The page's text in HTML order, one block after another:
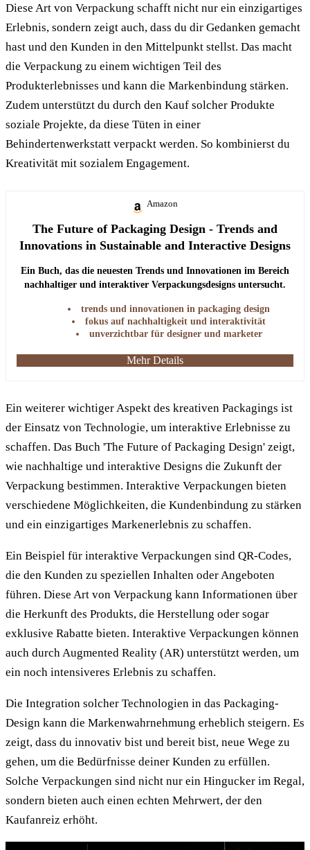
Diese Art von Verpackung schafft nicht nur ein einzigartiges
Erlebnis, sondern zeigt auch, dass du dir Gedanken gemacht
hast und den Kunden in den Mittelpunkt stellst. Das macht
die Verpackung zu einem wichtigen Teil des
Produkterlebnisses und kann die Markenbindung stärken.
Zudem unterstützt du durch den Kauf solcher Produkte
soziale Projekte, da diese Tüten in einer
Behindertenwerkstatt verpackt werden. So kombinierst du
Kreativität mit sozialem Engagement.
Amazon
The Future of Packaging Design - Trends and
Innovations in Sustainable and Interactive Designs
Ein Buch, das die neuesten Trends und Innovationen im Bereich
nachhaltiger und interaktiver Verpackungsdesigns untersucht.
Stand bleiben möchten.
trends und innovationen in packaging design
fokus auf nachhaltigkeit und interaktivität
unverzichtbar für designer und marketer
Mehr Details
Ein weiterer wichtiger Aspekt des kreativen Packagings ist
der Einsatz von Technologie, um interaktive Erlebnisse zu
schaffen. Das Buch 'The Future of Packaging Design' zeigt,
wie nachhaltige und interaktive Designs die Zukunft der
Verpackung bestimmen. Interaktive Verpackungen bieten
verschiedene Möglichkeiten, die Kundenbindung zu stärken
und ein einzigartiges Markenerlebnis zu schaffen.
Ein Beispiel für interaktive Verpackungen sind QR-Codes,
die den Kunden zu speziellen Inhalten oder Angeboten
führen. Diese Art von Verpackung kann Informationen über
die Herkunft des Produkts, die Herstellung oder sogar
exklusive Rabatte bieten. Interaktive Verpackungen können
auch durch Augmented Reality (AR) unterstützt werden, um
ein noch intensiveres Erlebnis zu schaffen.
Die Integration solcher Technologien in das Packaging-
Design kann die Markenwahrnehmung erheblich steigern. Es
zeigt, dass du innovativ bist und bereit bist, neue Wege zu
gehen, um die Bedürfnisse deiner Kunden zu erfüllen.
Solche Verpackungen sind nicht nur ein Hingucker im Regal,
sondern bieten auch einen echten Mehrwert, der den
Kaufanreiz erhöht.